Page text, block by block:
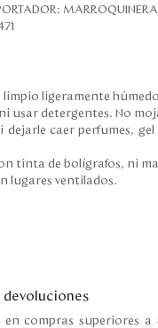
ligeramente
usar detergentes. No
dejarle caer perfumes,
tinta de bolígrafos, ni
lugares ventilados.
devoluciones
compras superiores